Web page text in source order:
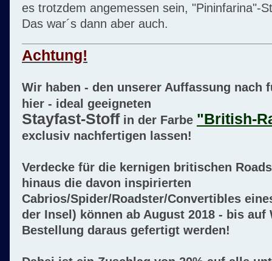
es trotzdem angemessen sein, "Pininfarina"-
Das war´s dann aber auch.
Achtung!
Wir haben - den unserer Auffassung nach
hier - ideal geeigneten
Stayfast-Stoffin der Farbe "British-
exclusiv nachfertigen lassen!
Verdecke für die kernigen britischen
hinaus die davon inspirierten
Cabrios/Spider/Roadster/Convertibles
der Insel) können ab August 2018 - bis auf
Bestellung daraus gefertigt werden!